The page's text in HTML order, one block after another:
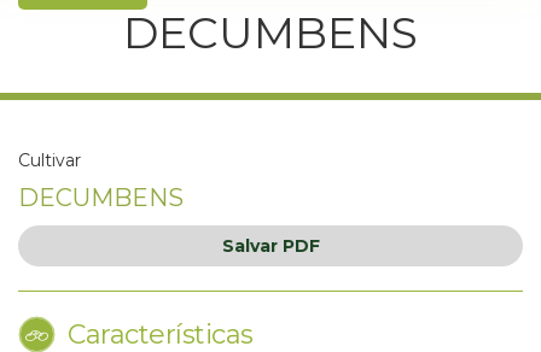
DECUMBENS
Cultivar
DECUMBENS
SalvarPDF
Características